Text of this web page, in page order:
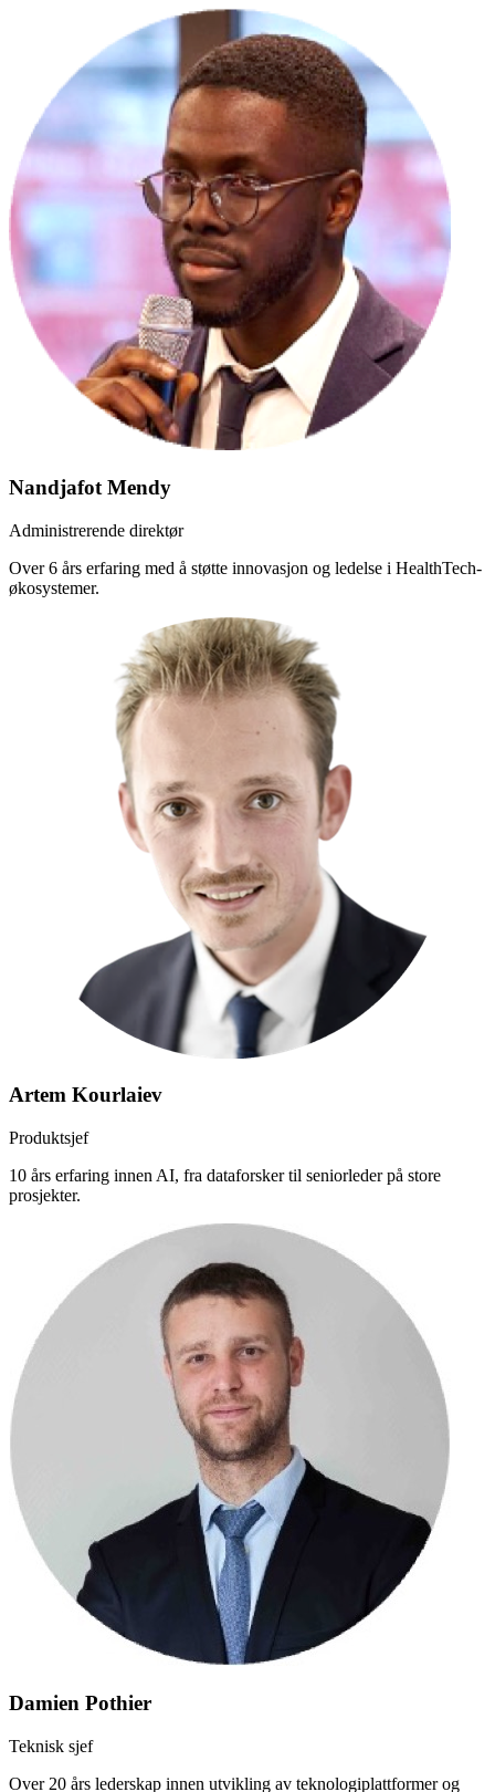
Nandjafot Mendy
Administrerende direktør
Over 6 års erfaring med å støtte innovasjon og ledelse i HealthTech-
økosystemer.
Artem Kourlaiev
Produktsjef
10 års erfaring innen AI, fra dataforsker til seniorleder på store
prosjekter.
Damien Pothier
Teknisk sjef
Over 20 års lederskap innen utvikling av teknologiplattformer og